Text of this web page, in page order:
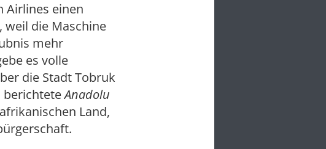
Airlines einen
weil die Maschine
mehr
es volle
die Stadt Tobruk
berichteteAnadolu
Land,